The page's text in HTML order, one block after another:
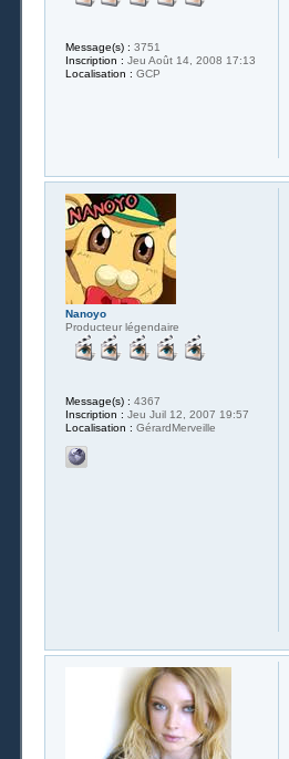
Message(s) : 3751
Inscription : Jeu Août 14, 2008 17:13
Localisation : GCP
Nanoyo
Producteur légendaire
Message(s) : 4367
Inscription : Jeu Juil 12, 2007 19:57
Localisation : GérardMerveille